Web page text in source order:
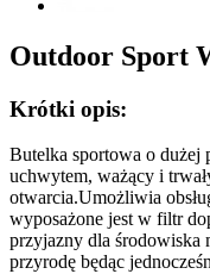
Outdoor Sport
Krótki opis:
Butelka sportowa o dużej
uchwytem, ​​ważący i
otwarcia.Umożliwia
wyposażone jest w filtr
przyjazny dla środowiska
przyrodę będąc